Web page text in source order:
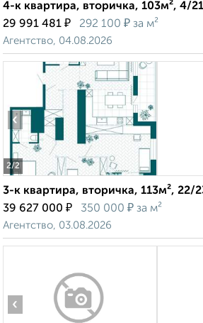
4-к квартира, вторичка, 103м², 4/
29 991 481 ₽ 292 100 ₽ за м²
Агентство, 04.08.2026
2/2
‹
3-к квартира, вторичка, 113м², 22/
39 627 000 ₽ 350 000 ₽ за м²
Агентство, 03.08.2026
‹